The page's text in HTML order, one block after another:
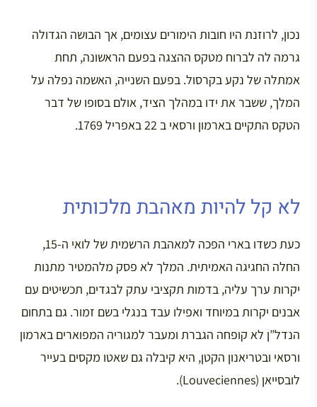
נכון, לרוזנת היו חובות הימורים עצומים, אך הבושה הגדולה
גרמה לה לברוח מטקס ההצגה בפעם הראשונה, תחת
אמתלה של נקע בקרסול. בפעם השנייה, האשמה נפלה על
המלך, ששבר את ידו במהלך הציד, אולם בסופו של דבר
הטקס התקיים בארמון ורסאי ב 22 באפריל 1769.
לא קל להיות מאהבת מלכותית
כעת כשדו בארי הפכה למאהבת הרשמית של לואי ה-15,
החלה החגיגה האמיתית. המלך לא פסק מלהמטיר מתנות
יקרות ערך עליה, בדמות תקציבי עתק לבגדים, תכשיטים עם
אבנים יקרות במיוחד ואפילו עבד בנגלי בשם זמור. גם בתחום
הנדל”ן לא קופחה הגברת ומעבר למגוריה המפוארים בארמון
ורסאי ובטריאנון הקטן, היא קיבלה גם שאטו מקסים בעייר
לובסייאן (Louveciennes).